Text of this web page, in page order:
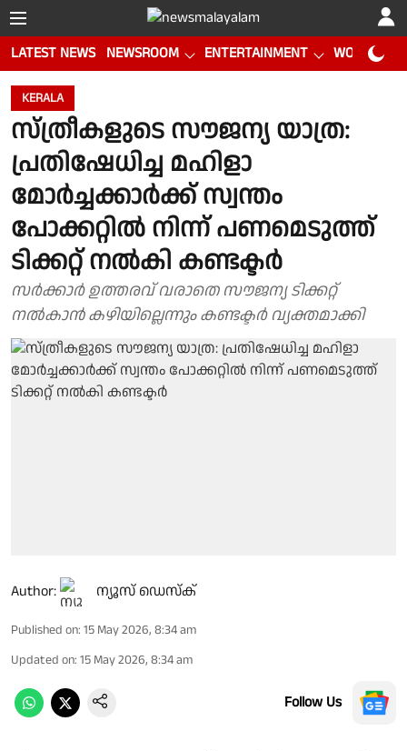
LATEST NEWS NEWSROOM ENTERTAINMENT WORLD CUP
KERALA
സ്ത്രീകളുടെ സൗജന്യ യാത്ര:
പ്രതിഷേധിച്ച മഹിളാ
മോര്‍ച്ചക്കാര്‍ക്ക് സ്വന്തം
പോക്കറ്റില്‍ നിന്ന് പണമെടുത്ത്
ടിക്കറ്റ് നല്‍കി കണ്ടക്ടര്‍
സർക്കാർ ഉത്തരവ് വരാതെ സൗജന്യ ടിക്കറ്റ്
നൽകാൻ കഴിയില്ലെന്നും കണ്ടക്ടർ വ്യക്തമാക്കി
Author: ന്യൂസ് ഡെസ്ക്
Published on: 15 May 2026, 8:34 am
Updated on: 15 May 2026, 8:34 am
Follow Us